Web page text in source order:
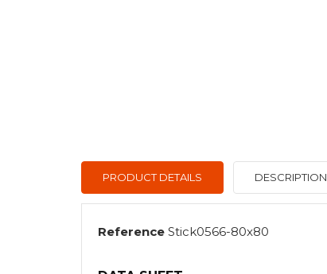
PRODUCT DETAILS DESCRIPTION
Reference Stick0566-80x80